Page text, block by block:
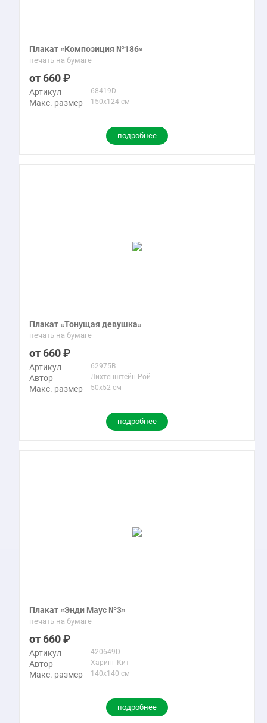
Плакат «Композиция №186»
печать на бумаге
660
Артикул 68419D
Макс. размер 150x124 см
подробнее
Плакат «Тонущая девушка»
печать на бумаге
660
Артикул 62975B
Автор Лихтенштейн Рой
Макс. размер 50x52 см
подробнее
Плакат «Энди Маус №3»
печать на бумаге
660
Артикул 420649D
Автор Харинг Кит
Макс. размер 140x140 см
подробнее